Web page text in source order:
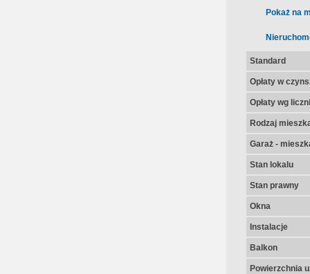
Pokaż na
Standard
Opłaty w
Opłaty wg
Rodzaj
Garaż -
Stan lokalu
Stan prawny
Okna
Instalacje
Balkon
Powierzchnia